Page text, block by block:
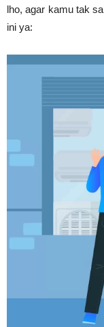
lho, agar kamu tak
ini ya: